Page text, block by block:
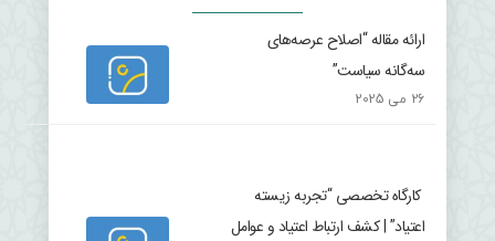
ارائه مقاله “اصلاح عرصه‌های
سه‌گانه سیاست”
26 می 2025
کارگاه تخصصی “تجربه زیسته
اعتیاد” | کشف ارتباط اعتیاد و عوامل